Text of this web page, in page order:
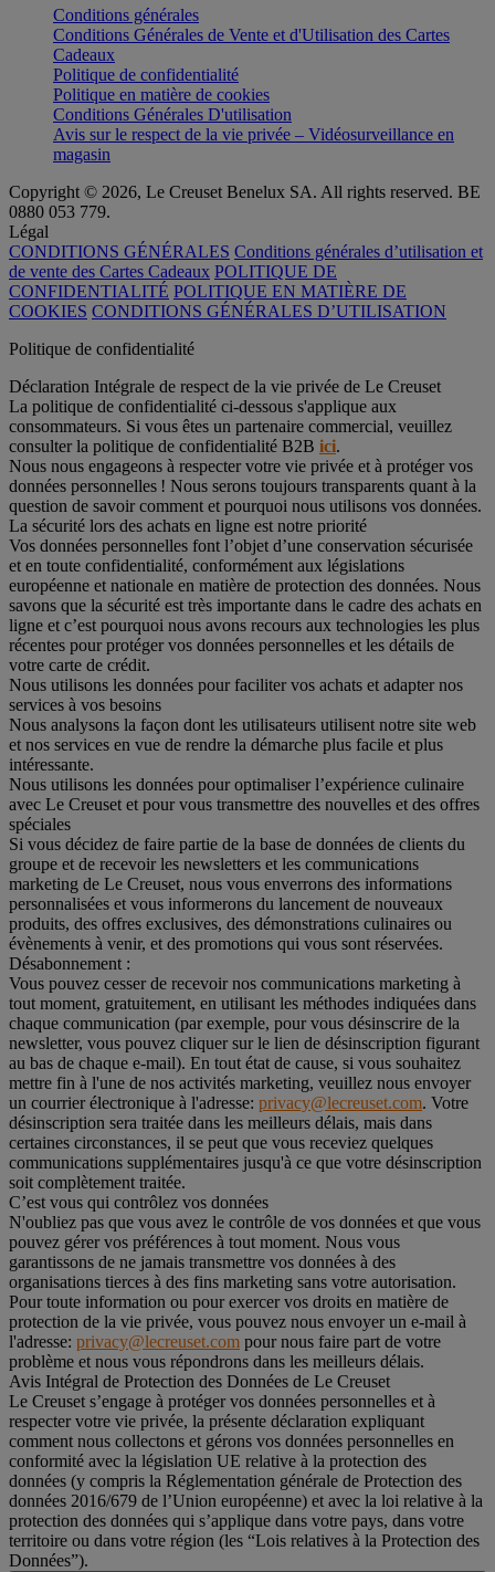
Conditions générales
Conditions Générales de Vente et d'Utilisation des Cartes
Cadeaux
Politique de confidentialité
Politique en matière de cookies
Conditions Générales D'utilisation
Avis sur le respect de la vie privée – Vidéosurveillance en
magasin
Copyright © 2026, Le Creuset Benelux SA. All rights reserved. BE
0880 053 779.
Légal
CONDITIONS GÉNÉRALES Conditions générales d’utilisation et
de vente des Cartes Cadeaux POLITIQUE DE
CONFIDENTIALITÉ POLITIQUE EN MATIÈRE DE
COOKIES CONDITIONS GÉNÉRALES D’UTILISATION
Politique de confidentialité
Déclaration Intégrale de respect de la vie privée de Le Creuset
La politique de confidentialité ci-dessous s'applique aux
consommateurs. Si vous êtes un partenaire commercial, veuillez
consulter la politique de confidentialité B2B ici.
Nous nous engageons à respecter votre vie privée et à protéger vos
données personnelles ! Nous serons toujours transparents quant à la
question de savoir comment et pourquoi nous utilisons vos données.
La sécurité lors des achats en ligne est notre priorité
Vos données personnelles font l’objet d’une conservation sécurisée
et en toute confidentialité, conformément aux législations
européenne et nationale en matière de protection des données. Nous
savons que la sécurité est très importante dans le cadre des achats en
ligne et c’est pourquoi nous avons recours aux technologies les plus
récentes pour protéger vos données personnelles et les détails de
votre carte de crédit.
Nous utilisons les données pour faciliter vos achats et adapter nos
services à vos besoins
Nous analysons la façon dont les utilisateurs utilisent notre site web
et nos services en vue de rendre la démarche plus facile et plus
intéressante.
Nous utilisons les données pour optimaliser l’expérience culinaire
avec Le Creuset et pour vous transmettre des nouvelles et des offres
spéciales
Si vous décidez de faire partie de la base de données de clients du
groupe et de recevoir les newsletters et les communications
marketing de Le Creuset, nous vous enverrons des informations
personnalisées et vous informerons du lancement de nouveaux
produits, des offres exclusives, des démonstrations culinaires ou
évènements à venir, et des promotions qui vous sont réservées.
Désabonnement :
Vous pouvez cesser de recevoir nos communications marketing à
tout moment, gratuitement, en utilisant les méthodes indiquées dans
chaque communication (par exemple, pour vous désinscrire de la
newsletter, vous pouvez cliquer sur le lien de désinscription figurant
au bas de chaque e-mail). En tout état de cause, si vous souhaitez
mettre fin à l'une de nos activités marketing, veuillez nous envoyer
un courrier électronique à l'adresse: privacy@lecreuset.com. Votre
désinscription sera traitée dans les meilleurs délais, mais dans
certaines circonstances, il se peut que vous receviez quelques
communications supplémentaires jusqu'à ce que votre désinscription
soit complètement traitée.
C’est vous qui contrôlez vos données
N'oubliez pas que vous avez le contrôle de vos données et que vous
pouvez gérer vos préférences à tout moment. Nous vous
garantissons de ne jamais transmettre vos données à des
organisations tierces à des fins marketing sans votre autorisation.
Pour toute information ou pour exercer vos droits en matière de
protection de la vie privée, vous pouvez nous envoyer un e-mail à
l'adresse: privacy@lecreuset.com pour nous faire part de votre
problème et nous vous répondrons dans les meilleurs délais.
Avis Intégral de Protection des Données de Le Creuset
Le Creuset s’engage à protéger vos données personnelles et à
respecter votre vie privée, la présente déclaration expliquant
comment nous collectons et gérons vos données personnelles en
conformité avec la législation UE relative à la protection des
données (y compris la Réglementation générale de Protection des
données 2016/679 de l’Union européenne) et avec la loi relative à la
protection des données qui s’applique dans votre pays, dans votre
territoire ou dans votre région (les “Lois relatives à la Protection des
Données”).